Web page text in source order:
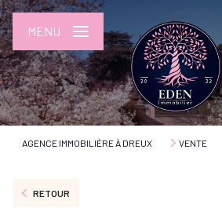
MENU
AGENCE IMMOBILIÈRE À DREUX VENTE
RETOUR